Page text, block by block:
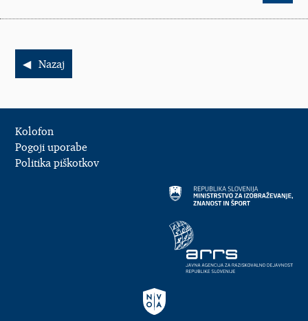
Nazaj
Kolofon
Pogoji uporabe
Politika piškotkov